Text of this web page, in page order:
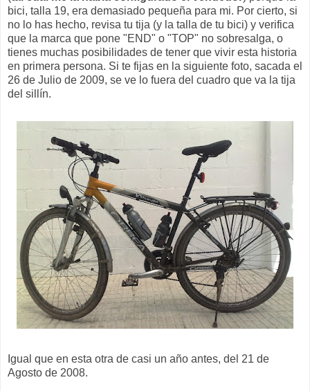
bici, talla 19, era demasiado pequeña para mi. Por cierto, si
no lo has hecho, revisa tu tija (y la talla de tu bici) y verifica
que la marca que pone "END" o "TOP" no sobresalga, o
tienes muchas posibilidades de tener que vivir esta historia
en primera persona. Si te fijas en la siguiente foto, sacada el
26 de Julio de 2009, se ve lo fuera del cuadro que va la tija
del sillín.
Igual que en esta otra de casi un año antes, del 21 de
Agosto de 2008.